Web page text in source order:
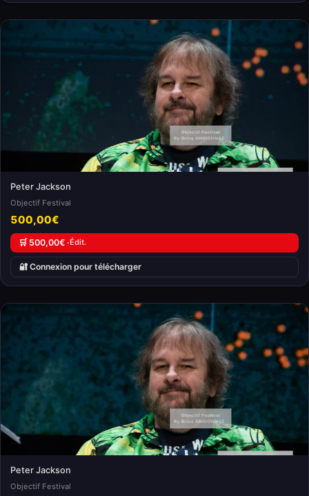
Peter Jackson
Objectif Festival
500,00€
🛒 500,00€ ·Édit.
🔐 Connexion pour télécharger
Peter Jackson
Objectif Festival